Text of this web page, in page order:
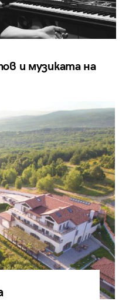
и музиката на